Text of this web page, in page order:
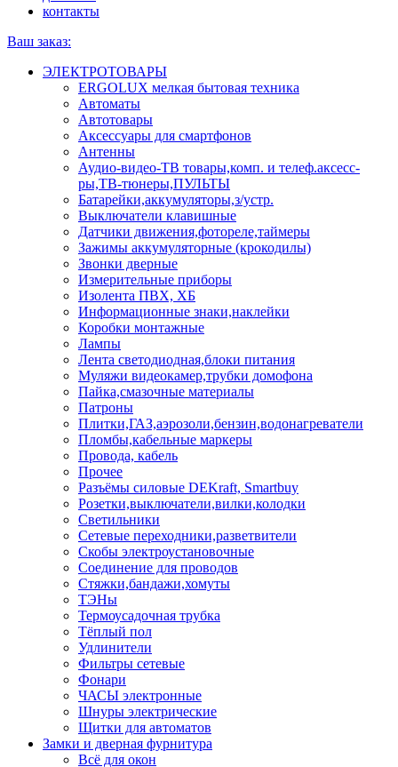
контакты
Ваш заказ:
ЭЛЕКТРОТОВАРЫ
ERGOLUX мелкая бытовая техника
Автоматы
Автотовары
Аксессуары для смартфонов
Антенны
Аудио-видео-ТВ товары,комп. и телеф.аксесс-
ры,ТВ-тюнеры,ПУЛЬТЫ
Батарейки,аккумуляторы,з/устр.
Выключатели клавишные
Датчики движения,фотореле,таймеры
Зажимы аккумуляторные (крокодилы)
Звонки дверные
Измерительные приборы
Изолента ПВХ, ХБ
Информационные знаки,наклейки
Коробки монтажные
Лампы
Лента светодиодная,блоки питания
Муляжи видеокамер,трубки домофона
Пайка,смазочные материалы
Патроны
Плитки,ГАЗ,аэрозоли,бензин,водонагреватели
Пломбы,кабельные маркеры
Провода, кабель
Прочее
Разъёмы силовые DEKraft, Smartbuy
Розетки,выключатели,вилки,колодки
Светильники
Сетевые переходники,разветвители
Скобы электроустановочные
Соединение для проводов
Стяжки,бандажи,хомуты
ТЭНы
Термоусадочная трубка
Тёплый пол
Удлинители
Фильтры сетевые
Фонари
ЧАСЫ электронные
Шнуры электрические
Щитки для автоматов
Замки и дверная фурнитура
Всё для окон